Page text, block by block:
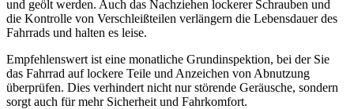
und geölt werden. Auch das Nachziehen lockerer Schrauben und
die Kontrolle von Verschleißteilen verlängern die Lebensdauer des
Fahrrads und halten es leise.
Empfehlenswert ist eine monatliche Grundinspektion, bei der Sie
das Fahrrad auf lockere Teile und Anzeichen von Abnutzung
überprüfen. Dies verhindert nicht nur störende Geräusche, sondern
sorgt auch für mehr Sicherheit und Fahrkomfort.